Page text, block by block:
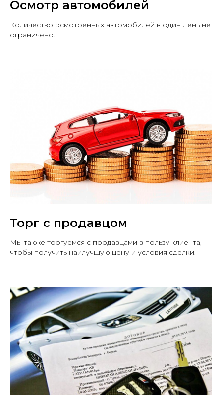
MAX
Осмотр автомобилей
Количество осмотренных автомобилей в один день не
ограничено.
Торг с продавцом
Мы также торгуемся с продавцами в пользу клиента,
чтобы получить наилучшую цену и условия сделки.
пользовательское соглашение
Отправить заявку
Остались вопросы?
Заполните форму и
получите консультацию!